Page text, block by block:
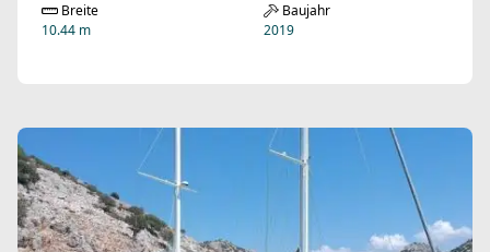
Breite
10.44 m
Baujahr
2019